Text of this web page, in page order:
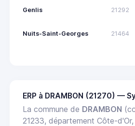
Genlis 21292
Nuits-Saint-Georges 21464
ERP à DRAMBON (21270) —
La commune de DRAMBON
21233, département Côte-d'Or,